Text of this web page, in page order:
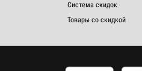
Система скидок
Товары со скидкой